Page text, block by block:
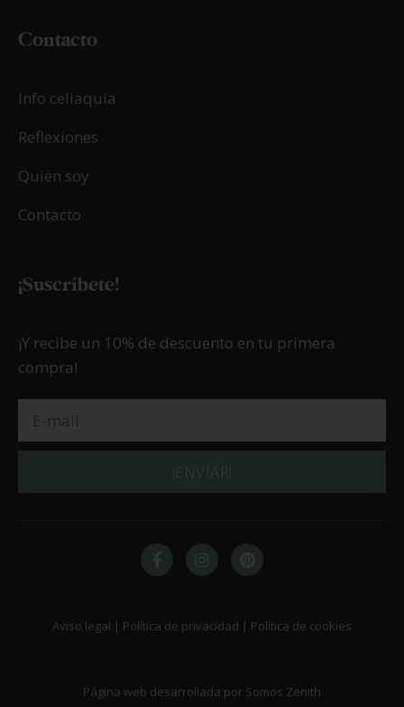
Contacto
Info celiaquía
Reflexiones
Quién soy
Contacto
¡Suscríbete!
¡Y recibe un 10% de descuento en tu primera
compra!
¡ENVIAR!
Aviso legal | Política de privacidad | Política de cookies
Página web desarrollada por Somos Zenith